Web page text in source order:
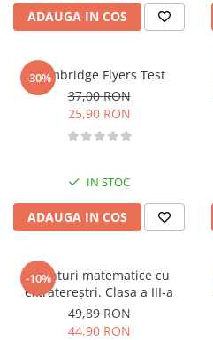
Resurse umane
Carte scolara
Atlase, dictionare si enciclopedii
Carte prescolara
Carte scolara
Ghiduri de conversatie
Invatamant gimnazial
Invatamant primar
Invatarea limbilor straine
Liceu
Povesti si povestiri
Carti in limba engleza
ADAUGA IN COS
-30%
Cambridge Flyers Test
37,00 RON
25,90 RON
IN STOC
ADAUGA IN COS
-10%
Aventuri matematice cu
extratereștri. Clasa a III-a
49,89 RON
44,90 RON